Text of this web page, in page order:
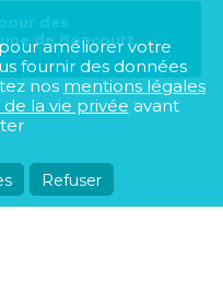
des
de Boncourt
améliorer votre
fournir des données
nos mentions légales
la vie privée avant
Refuser